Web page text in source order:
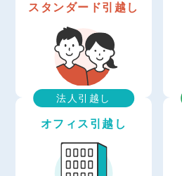
スタンダード引越し
法人引越し
オフィス引越し